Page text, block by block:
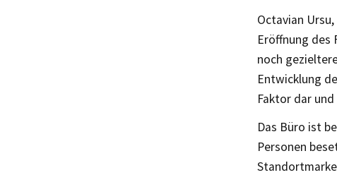
Octavian
Eröffnung des
noch
Entwicklung
Faktor dar
Das Büro ist
Personen